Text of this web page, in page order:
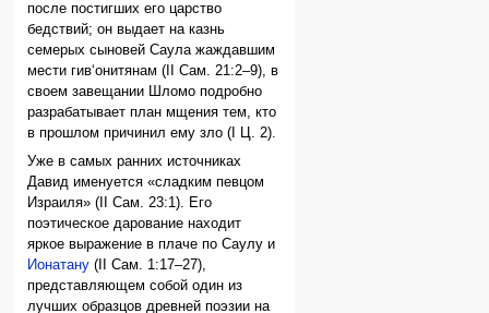
после постигших его царство
бедствий; он выдает на казнь
семерых сыновей Саула жаждавшим
мести гив‘онитянам (II Сам. 21:2–9), в
своем завещании Шломо подробно
разрабатывает план мщения тем, кто
в прошлом причинил ему зло (I Ц. 2).
Уже в самых ранних источниках
Давид именуется «сладким певцом
Израиля» (II Сам. 23:1). Его
поэтическое дарование находит
яркое выражение в плаче по Саулу и
Ионатану (II Сам. 1:17–27),
представляющем собой один из
лучших образцов древней поэзии на